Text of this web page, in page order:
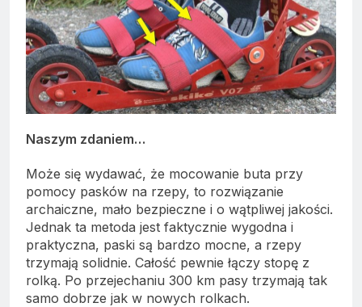
Naszym zdaniem…
Może się wydawać, że mocowanie buta przy
pomocy pasków na rzepy, to rozwiązanie
archaiczne, mało bezpieczne i o wątpliwej jakości.
Jednak ta metoda jest faktycznie wygodna i
praktyczna, paski są bardzo mocne, a rzepy
trzymają solidnie. Całość pewnie łączy stopę z
rolką. Po przejechaniu 300 km pasy trzymają tak
samo dobrze jak w nowych rolkach.